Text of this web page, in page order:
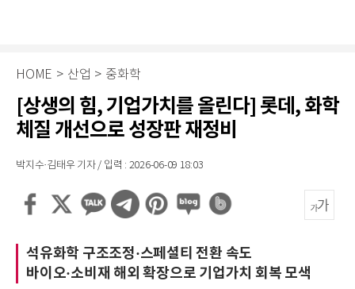
HOME > 산업 > 중화학
[상생의 힘, 기업가치를 올린다] 롯데, 화학
체질 개선으로 성장판 재정비
박지수·김태우 기자 / 입력 : 2026-06-09 18:03
석유화학 구조조정·스페셜티 전환 속도
바이오·소비재 해외 확장으로 기업가치 회복 모색